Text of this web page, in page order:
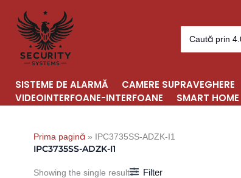
content
Search
for:
SISTEME DE ALARMĂ CAMERE SUPRAVEGHERE
VIDEOINTERFOANE-INTERFOANE
SMART HOME
Prima pagină » IPC3735SS-ADZK-I1
IPC3735SS-ADZK-I1
Showing the single result Filter